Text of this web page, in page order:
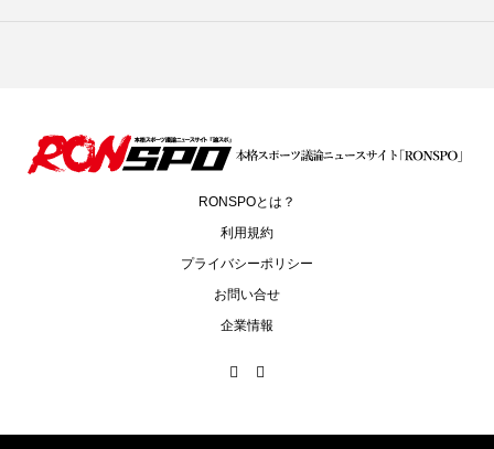
RONSPOとは？
利用規約
プライバシーポリシー
お問い合せ
企業情報